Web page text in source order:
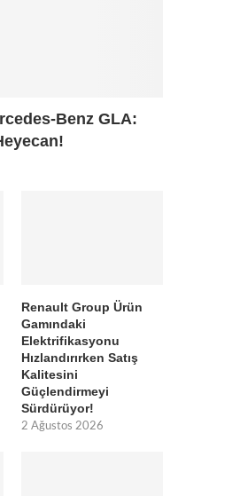
Benz GLA:
Renault Group Ürün
Gamındaki
Elektrifikasyonu
Hızlandırırken Satış
Kalitesini
Güçlendirmeyi
Sürdürüyor!
2 Ağustos 2026